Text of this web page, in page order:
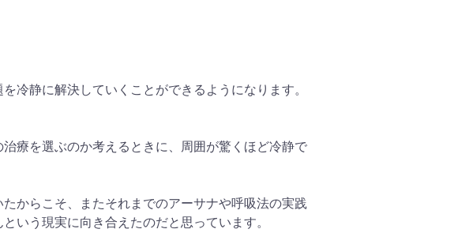
冷静に解決していくことができるようになります。
療を選ぶのか考えるときに、周囲が驚くほど冷静で
からこそ、またそれまでのアーサナや呼吸法の実践
いう現実に向き合えたのだと思っています。